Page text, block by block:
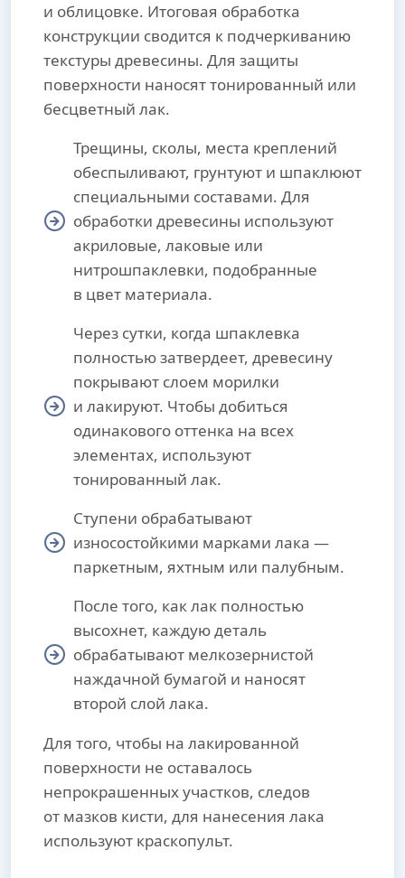
и облицовке. Итоговая обработка
конструкции сводится к подчеркиванию
текстуры древесины. Для защиты
поверхности наносят тонированный или
бесцветный лак.
Трещины, сколы, места креплений
обеспыливают, грунтуют и шпаклюют
специальными составами. Для
обработки древесины используют
акриловые, лаковые или
нитрошпаклевки, подобранные
в цвет материала.
Через сутки, когда шпаклевка
полностью затвердеет, древесину
покрывают слоем морилки
и лакируют. Чтобы добиться
одинакового оттенка на всех
элементах, используют
тонированный лак.
Ступени обрабатывают
износостойкими марками лака —
паркетным, яхтным или палубным.
После того, как лак полностью
высохнет, каждую деталь
обрабатывают мелкозернистой
наждачной бумагой и наносят
второй слой лака.
Для того, чтобы на лакированной
поверхности не оставалось
непрокрашенных участков, следов
от мазков кисти, для нанесения лака
используют краскопульт.